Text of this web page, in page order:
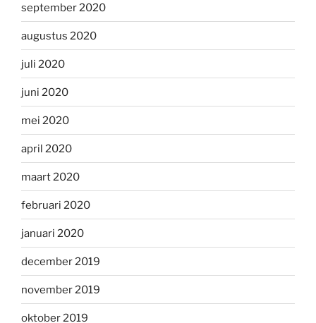
september 2020
augustus 2020
juli 2020
juni 2020
mei 2020
april 2020
maart 2020
februari 2020
januari 2020
december 2019
november 2019
oktober 2019